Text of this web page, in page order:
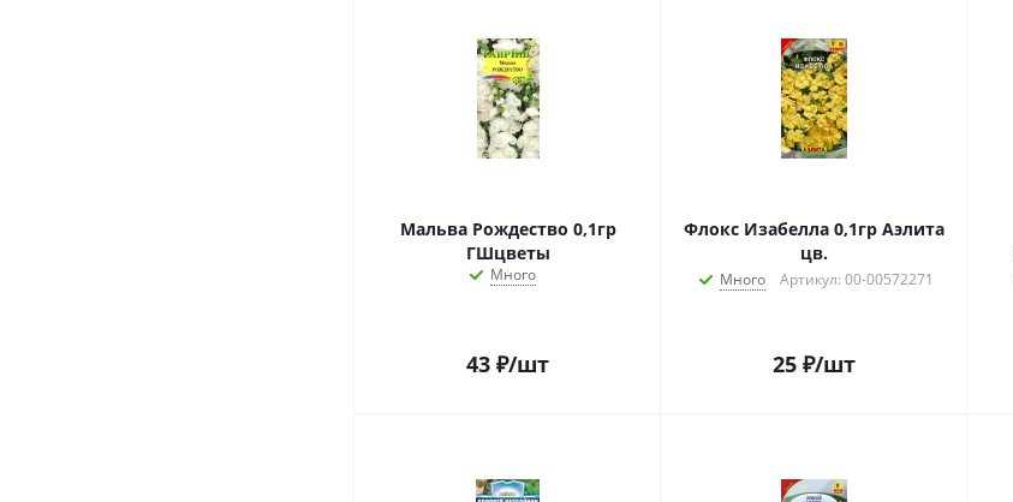
Мальва Рождество 0,1гр
ГШцветы
Много
43 ₽/шт
Флокс Изабелла 0,1гр Аэлита
цв.
Много Артикул: 00-00572271
25 ₽/шт